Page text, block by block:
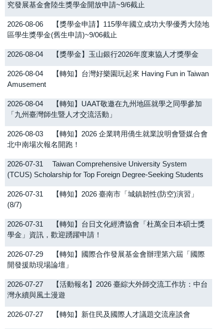
轉知公告
究發展基金會陸生獎學金開放申請~9/6截止
2026-08-06
【獎學金申請】115學年國立成功大學優秀大陸地
區學生獎學金(舊生申請)~9/06截止
2026-08-04 【獎學金】玉山銀行2026年度東協人才獎學金
2026-08-04
【轉知】台灣好樂園玩起來 Having Fun in Taiwan
Amusement
2026-08-04
【轉知】UAAT敬邀在九州地區就學之同學參加
「九州臺灣師生暨人才交流活動」
2026-08-03
【轉知】2026 企業聘用僑生就業說明會暨媒合會
北中南場次報名開跑！
2026-07-31
Taiwan Comprehensive University System
(TCUS) Scholarship for Top Foreign Degree-Seeking Students
2026-07-31
【轉知】2026 臺南市「城鎮韌性(防空)演習」
(8/7)
2026-07-31
【轉知】台日文化經濟協會「杜萬全日本碩士獎
學金」資訊，歡迎踴躍申請！
2026-07-29
【轉知】國際合作發展基金會辦理第六屆「國際
開發援助現場論壇」
2026-07-27
【活動報名】2026 臺綜大外師交流工作坊：中台
灣永續與風土漫遊
2026-07-27 【轉知】新住民及國際人才議題交流座談會